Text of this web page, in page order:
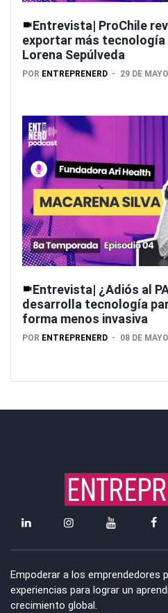
Entrevista| ProChile
exportar más tecnología
Lorena Sepúlveda
POR ENTREPRENERD 29 DE
Entrevista| ¿Adiós al
desarrolla tecnología
forma menos invasiva
POR ENTREPRENERD 08 DE
Empoderar a los emprendedores
experiencias para lograr un
crecimiento global.